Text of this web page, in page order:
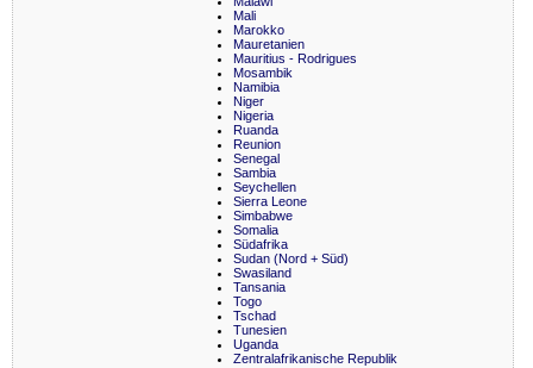
Mali
Marokko
Mauretanien
Mauritius - Rodrigues
Mosambik
Namibia
Niger
Nigeria
Ruanda
Reunion
Senegal
Sambia
Seychellen
Sierra Leone
Simbabwe
Somalia
Südafrika
Sudan (Nord + Süd)
Swasiland
Tansania
Togo
Tschad
Tunesien
Uganda
Zentralafrikanische Republik